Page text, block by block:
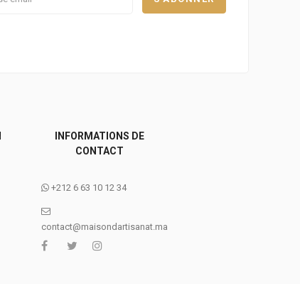
INFORMATIONS DE
CONTACT
+212 6 63 10 12 34
contact@maisondartisanat.ma